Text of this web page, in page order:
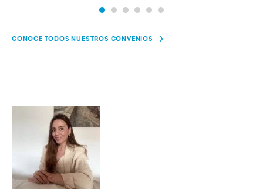
CONOCE TODOS NUESTROS CONVENIOS